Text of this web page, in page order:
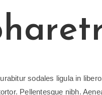
sodales ligula in
Pellentesque nibh.